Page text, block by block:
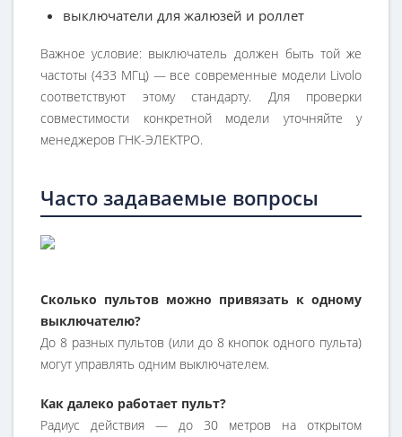
выключатели для жалюзей и роллет
Важное условие: выключатель должен быть той же
частоты (433 МГц) — все современные модели Livolo
соответствуют этому стандарту. Для проверки
совместимости конкретной модели уточняйте у
менеджеров ГНК-ЭЛЕКТРО.
Часто задаваемые вопросы
Сколько пультов можно привязать к одному
выключателю?
До 8 разных пультов (или до 8 кнопок одного пульта)
могут управлять одним выключателем.
Как далеко работает пульт?
Радиус действия — до 30 метров на открытом